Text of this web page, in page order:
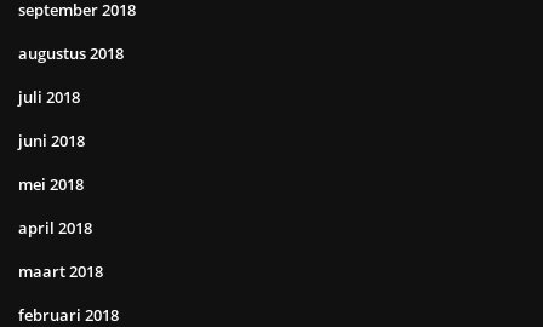
september 2018
augustus 2018
juli 2018
juni 2018
mei 2018
april 2018
maart 2018
februari 2018